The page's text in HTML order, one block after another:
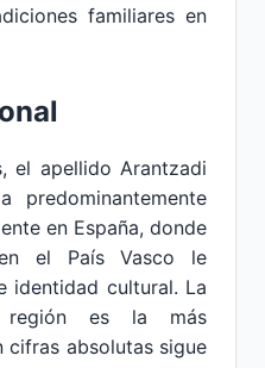
familiares en
el apellido Arantzadi
predominantemente
en España, donde
el País Vasco le
identidad cultural. La
región es la más
cifras absolutas sigue